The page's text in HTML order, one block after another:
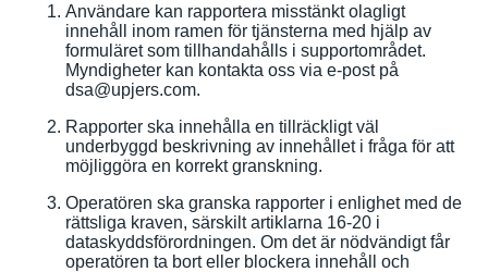
Användare kan rapportera misstänkt olagligt
innehåll inom ramen för tjänsterna med hjälp av
formuläret som tillhandahålls i supportområdet.
Myndigheter kan kontakta oss via e-post på
dsa@upjers.com.
Rapporter ska innehålla en tillräckligt väl
underbyggd beskrivning av innehållet i fråga för att
möjliggöra en korrekt granskning.
Operatören ska granska rapporter i enlighet med de
rättsliga kraven, särskilt artiklarna 16-20 i
dataskyddsförordningen. Om det är nödvändigt får
operatören ta bort eller blockera innehåll och